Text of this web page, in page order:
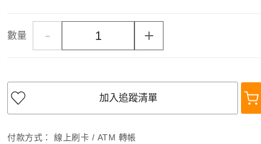
數量 - +
加入追蹤清單
付款方式：
線上刷卡 / ATM 轉帳